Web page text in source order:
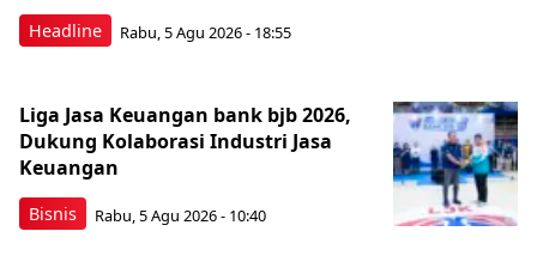
Headline Rabu, 5 Agu 2026 - 18:55
Bisnis
Liga Jasa Keuangan bank bjb 2026,
Dukung Kolaborasi Industri Jasa
Keuangan
Rabu, 5 Agu 2026 - 10:40